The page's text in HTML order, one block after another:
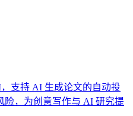
，支持 AI 生成论文的自动投
险，为创意写作与 AI 研究提